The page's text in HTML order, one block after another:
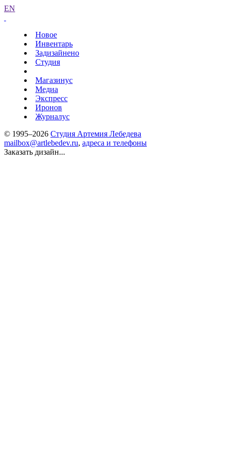
EN
Новое
Инвентарь
Задизайнено
Студия
Магазинус
Медиа
Экспресс
Иронов
Журналус
© 1995–2026 Студия Артемия Лебедева
mailbox@artlebedev.ru, адреса и телефоны
Заказать дизайн...